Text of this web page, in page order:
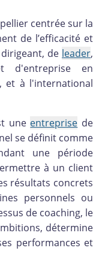
centrée sur la
de l’efficacité et
de leader,
d'entreprise en
et à l'international
une entreprise de
se définit comme
une période
à un client
résultats concrets
personnels ou
de coaching, le
détermine
performances et